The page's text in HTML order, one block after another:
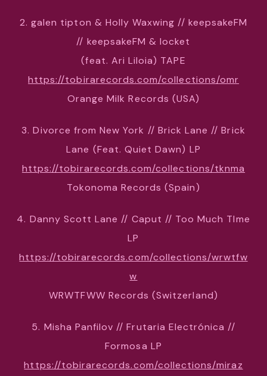
2. galen tipton & Holly Waxwing // keepsakeFM
// keepsakeFM & locket
(feat. Ari Liloia) TAPE
https://tobirarecords.com/collections/omr
Orange Milk Records (USA)
3. Divorce from New York // Brick Lane // Brick
Lane (Feat. Quiet Dawn) LP
https://tobirarecords.com/collections/tknma
Tokonoma Records (Spain)
4. Danny Scott Lane // Caput // Too Much TIme
LP
https://tobirarecords.com/collections/wrwtfw
w
WRWTFWW Records (Switzerland)
5. Misha Panfilov // Frutaria Electrónica //
Formosa LP
https://tobirarecords.com/collections/miraz